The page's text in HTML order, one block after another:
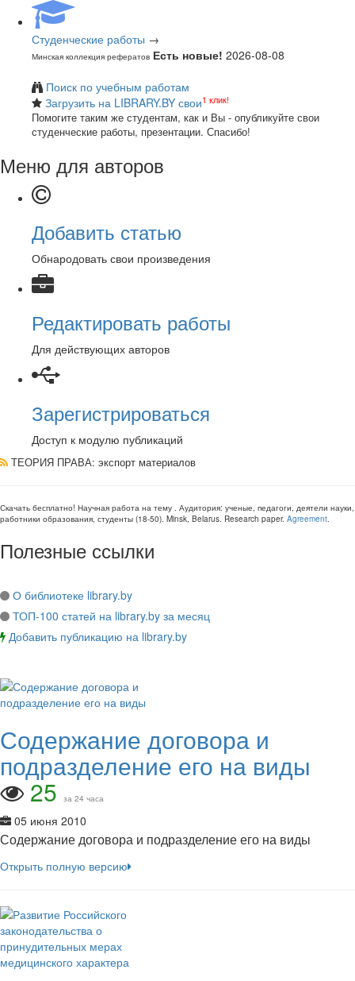
Студенческие работы →
Минская коллекция рефератов Есть новые! 2026-08-08
Поиск по учебным работам
Загрузить на LIBRARY.BY свои1 клик!
Помогите таким же студентам, как и Вы - опубликуйте свои
студенческие работы, презентации. Спасибо!
Меню для авторов
Добавить статью
Обнародовать свои произведения
Редактировать работы
Для действующих авторов
Зарегистрироваться
Доступ к модулю публикаций
ТЕОРИЯ ПРАВА: экспорт материалов
Скачать бесплатно! Научная работа на тему . Аудитория: ученые, педагоги, деятели науки,
работники образования, студенты (18-50). Minsk, Belarus. Research paper. Agreement.
Полезные ссылки
О библиотеке library.by
ТОП-100 статей на library.by за месяц
Добавить публикацию на library.by
Содержание договора и
подразделение его на виды
25 за 24 часа
05 июня 2010
Содержание договора и подразделение его на виды
Открыть полную версию